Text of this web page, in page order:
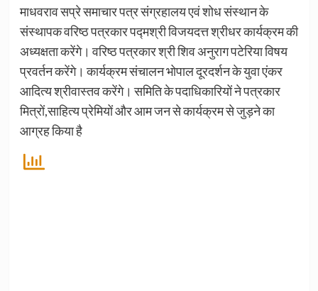
माधवराव सप्रे समाचार पत्र संग्रहालय एवं शोध संस्थान के
संस्थापक वरिष्ठ पत्रकार पद्मश्री विजयदत्त श्रीधर कार्यक्रम की
अध्यक्षता करेंगे। वरिष्ठ पत्रकार श्री शिव अनुराग पटेरिया विषय
प्रवर्तन करेंगे। कार्यक्रम संचालन भोपाल दूरदर्शन के युवा एंकर
आदित्य श्रीवास्तव करेंगे। समिति के पदाधिकारियों ने पत्रकार
मित्रों,साहित्य प्रेमियों और आम जन से कार्यक्रम से जुड़ने का
आग्रह किया है